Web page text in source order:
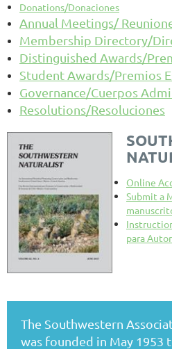
Donations/Donaciones
Annual Meetings/
Membership Directory/
Distinguished Awards/
Student Awards/Premios
Governance/Cuerpos
Resolutions/Resoluciones
Online
Submit a
para
The Southwestern
was founded in May